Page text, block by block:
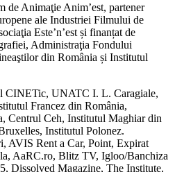
de Animaţie Anim’est, partener
ale Industriei Filmului de
Este’n’est și finanțat de
Administraţia Fondului
din România și Institutul
CINETic, UNATC I. L. Caragiale,
Francez din România,
Centrul Ceh, Institutul Maghiar din
Institutul Polonez.
AVIS Rent a Car, Point, Expirat
AaRC.ro, Blitz TV, Igloo/Banchiza
Dissolved Magazine, The Institute,